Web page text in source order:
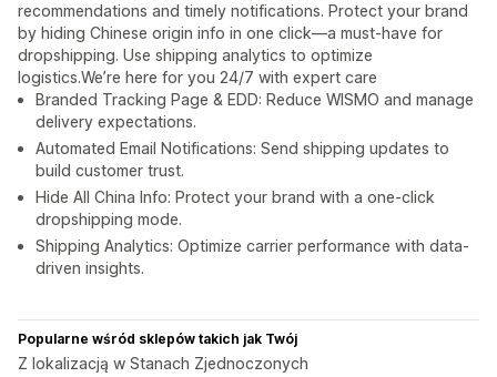
recommendations and timely notifications. Protect your brand
by hiding Chinese origin info in one click—a must-have for
dropshipping. Use shipping analytics to optimize
logistics.We’re here for you 24/7 with expert care
Branded Tracking Page & EDD: Reduce WISMO and manage
delivery expectations.
Automated Email Notifications: Send shipping updates to
build customer trust.
Hide All China Info: Protect your brand with a one-click
dropshipping mode.
Shipping Analytics: Optimize carrier performance with data-
driven insights.
Popularne wśród sklepów takich jak Twój
Z lokalizacją w Stanach Zjednoczonych